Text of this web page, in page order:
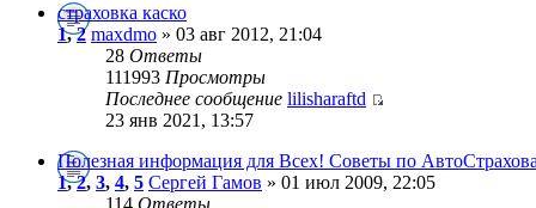
страховка каско
1,2 maxdmo » 03 авг 2012, 21:04
28 Ответы
111993 Просмотры
Последнее сообщение lilisharaftd
23 янв 2021, 13:57
Полезная информация для Всех! Советы по
1,2, 3, 4, 5 Сергей Гамов » 01 июл 2009, 22:05
114 Ответы